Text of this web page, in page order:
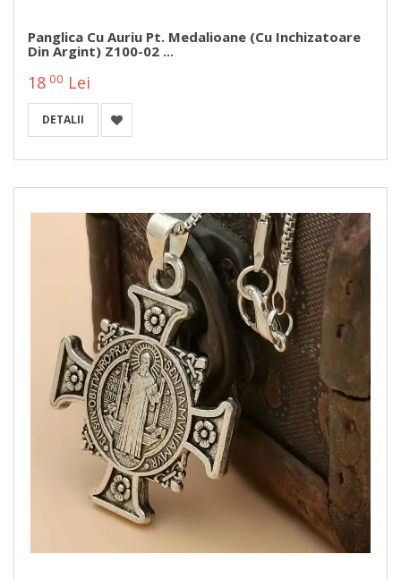
Panglica Cu Auriu Pt. Medalioane (cu Inchizatoare
Din Argint) Z100-02 ...
18 00 Lei
DETALII